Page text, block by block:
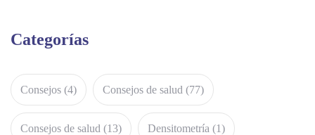
Categorías
Consejos (4) Consejos de salud (77)
Consejos de salud (13) Densitometría (1)